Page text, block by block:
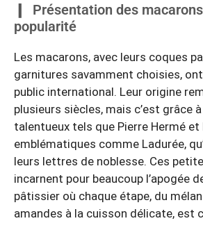
Présentation des
popularité
Les macarons, avec leurs coques
garnitures savamment choisies,
public international. Leur origine
plusieurs siècles, mais c’est grâce
talentueux tels que Pierre Hermé
emblématiques comme Ladurée,
leurs lettres de noblesse. Ces
incarnent pour beaucoup l’apogée
pâtissier où chaque étape, du
amandes à la cuisson délicate, est